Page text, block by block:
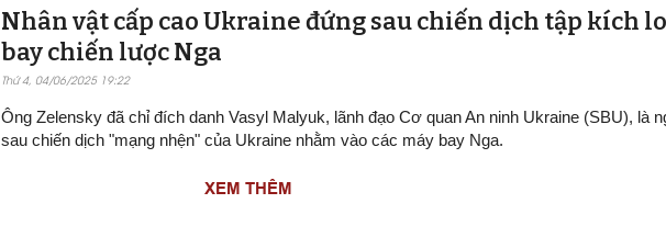
Nhân vật cấp cao Ukraine đứng sau chiến dịch tập kích
bay chiến lược Nga
Thứ 4, 04/06/2025 19:22
Ông Zelensky đã chỉ đích danh Vasyl Malyuk, lãnh đạo Cơ quan An ninh Ukraine (SBU), là
sau chiến dịch "mạng nhện" của Ukraine nhằm vào các máy bay Nga.
XEM THÊM